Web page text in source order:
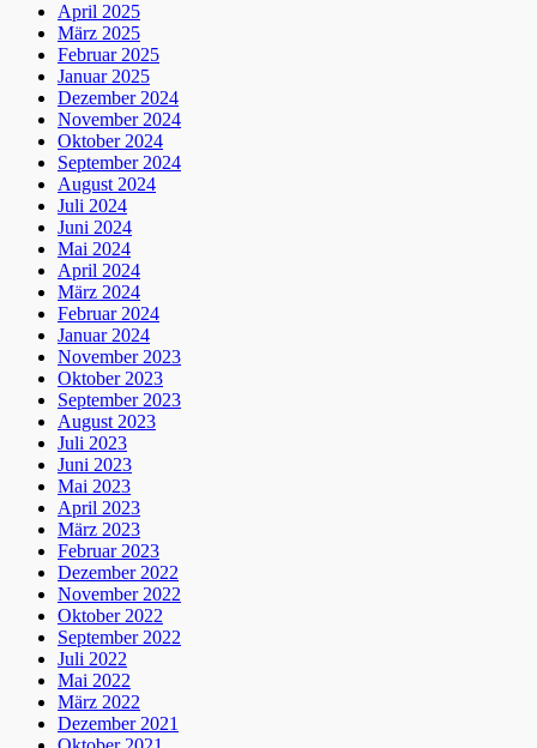
April 2025
März 2025
Februar 2025
Januar 2025
Dezember 2024
November 2024
Oktober 2024
September 2024
August 2024
Juli 2024
Juni 2024
Mai 2024
April 2024
März 2024
Februar 2024
Januar 2024
November 2023
Oktober 2023
September 2023
August 2023
Juli 2023
Juni 2023
Mai 2023
April 2023
März 2023
Februar 2023
Dezember 2022
November 2022
Oktober 2022
September 2022
Juli 2022
Mai 2022
März 2022
Dezember 2021